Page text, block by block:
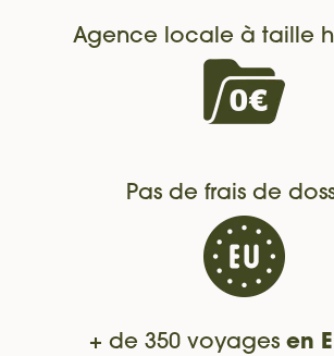
Agence locale à taille
Pas de frais de
+ de 350 voyages en